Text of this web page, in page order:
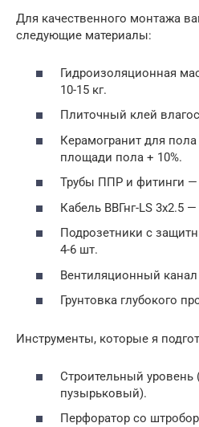
Для качественного монтажа
следующие материалы:
Гидроизоляционная
10-15 кг.
Плиточный клей
Керамогранит для
площади пола + 10%.
Трубы ППР и фитинги —
Кабель ВВГнг-LS 3х2.5
Подрозетники с
4-6 шт.
Вентиляционный
Грунтовка глубокого
Инструменты, которые я
Строительный уровень
пузырьковый).
Перфоратор со